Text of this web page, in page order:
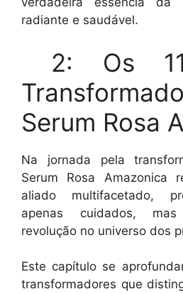
radiante e saudável.
2: Os 11
Serum Rosa
Na jornada pela
Serum Rosa Amazonica
aliado multifacetado,
apenas cuidados,
revolução no universo dos
Este capítulo se
transformadores que